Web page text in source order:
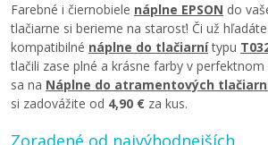
Farebné i čiernobiele náplne EPSON do
tlačiarne si berieme na starosť! Či už
kompatibilné náplne do tlačiarnítypu
tlačili zase plné a krásne farby v
sa na Náplne do atramentových
si zadovážite od 4,90 € za kus.
Zoradené od najvýhodnejších